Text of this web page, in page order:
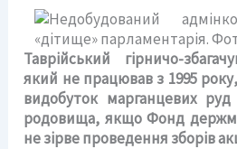
Таврійський гірничо-
який не працював з 1995
видобуток марганцевих руд
родовища, якщо Фонд
не зірве проведення зборів